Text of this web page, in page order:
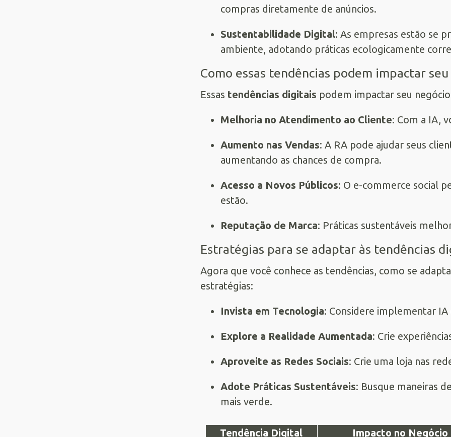
compras diretamente de anúncios.
Sustentabilidade Digital: As empresas estão se
ambiente, adotando práticas ecologicamente
Como essas tendências podem impactar seu
Essas tendências digitais podem impactar seu
Melhoria no Atendimento ao Cliente: Com a IA,
Aumento nas Vendas: A RA pode ajudar seus
aumentando as chances de compra.
Acesso a Novos Públicos: O e-commerce social
estão.
Reputação de Marca: Práticas sustentáveis
Estratégias para se adaptar às tendências
Agora que você conhece as tendências, como se
estratégias:
Invista em Tecnologia: Considere implementar
Explore a Realidade Aumentada: Crie
Aproveite as Redes Sociais: Crie uma loja nas
Adote Práticas Sustentáveis: Busque maneiras
mais verde.
Tendência Digital Impacto no Negócio